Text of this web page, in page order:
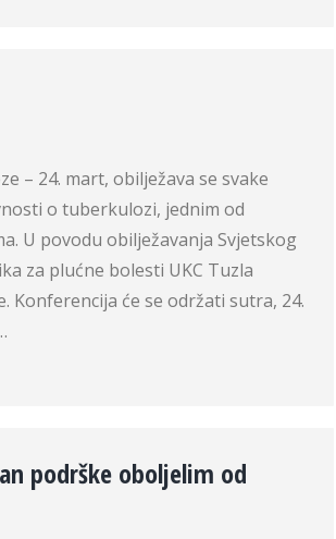
– 24. mart, obilježava se svake
o tuberkulozi, jednim od
U povodu obilježavanja Svjetskog
za plućne bolesti UKC Tuzla
će se održati sutra, 24.
podrške oboljelim od